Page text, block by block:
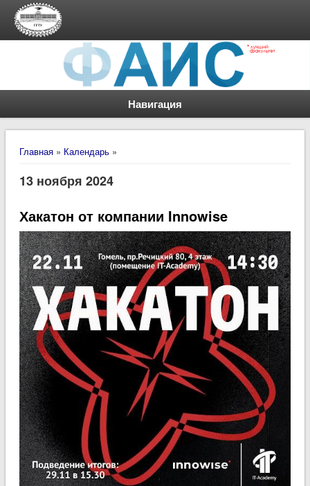
Навигация
Вы здесь
Главная» Календарь»
13 ноября 2024
Хакатон от компании Innowise